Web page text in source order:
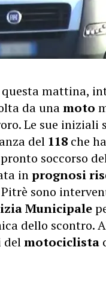
questa mattina,
da unamoto
Le sue iniziali
del 118 che
soccorso
inprognosi
sono
Municipale
dello scontro.
delmotociclista